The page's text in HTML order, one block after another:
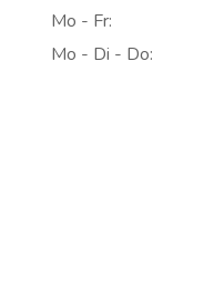
Mo - Fr:
Mo - Di - Do: